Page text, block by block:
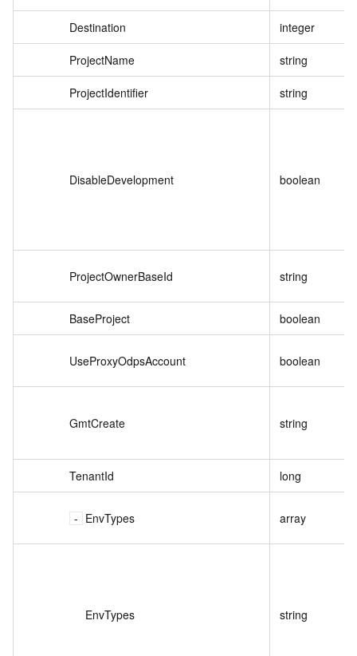
Destination integer
ProjectName string
ProjectIdentifier string
DisableDevelopment boolean
ProjectOwnerBaseId string
BaseProject boolean
UseProxyOdpsAccount boolean
GmtCreate string
TenantId long
EnvTypes array
EnvTypes string